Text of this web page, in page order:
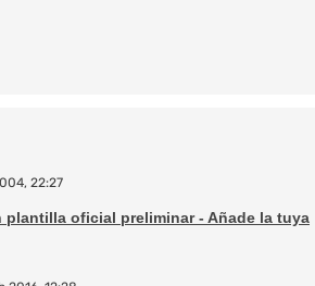
22:27
plantilla oficial preliminar - Añade la tuya